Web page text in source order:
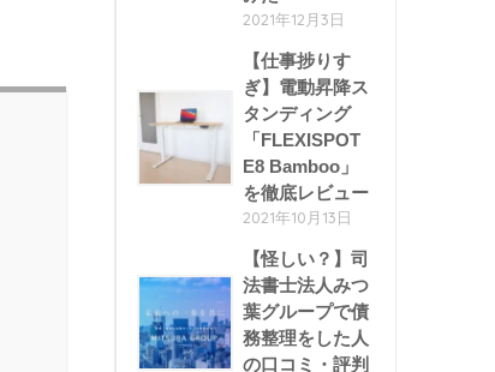
2021年12月3日
【仕事捗りす
ぎ】電動昇降ス
タンディング
「FLEXISPOT
E8 Bamboo」
を徹底レビュー
2021年10月13日
【怪しい？】司
法書士法人みつ
葉グループで債
務整理をした人
の口コミ・評判